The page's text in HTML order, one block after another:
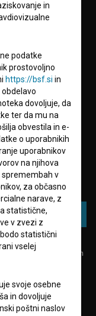
PRIJAVA
za zbiranje, hrambo in
in
podatke
prostovoljno
https://bsf.si in
dovoljuje, da
ter da mu na
obvestila in e-
o uporabnikih
uporabnikov
na njihova
spremembah v
za občasno
narave, z
statistične,
v zvezi z
statistični
vselej
svoje osebne
in dovoljuje
poštni naslov